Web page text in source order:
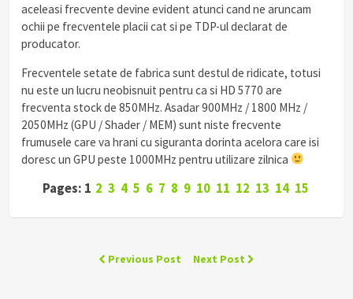
aceleasi frecvente devine evident atunci cand ne aruncam
ochii pe frecventele placii cat si pe TDP-ul declarat de
producator.
Frecventele setate de fabrica sunt destul de ridicate, totusi
nu este un lucru neobisnuit pentru ca si HD 5770 are
frecventa stock de 850MHz. Asadar 900MHz / 1800 MHz /
2050MHz (GPU / Shader / MEM) sunt niste frecvente
frumusele care va hrani cu siguranta dorinta acelora care isi
doresc un GPU peste 1000MHz pentru utilizare zilnica
Pages: 1 2 3 4 5 6 7 8 9 10 11 12 13 14 15
Previous Post Next Post